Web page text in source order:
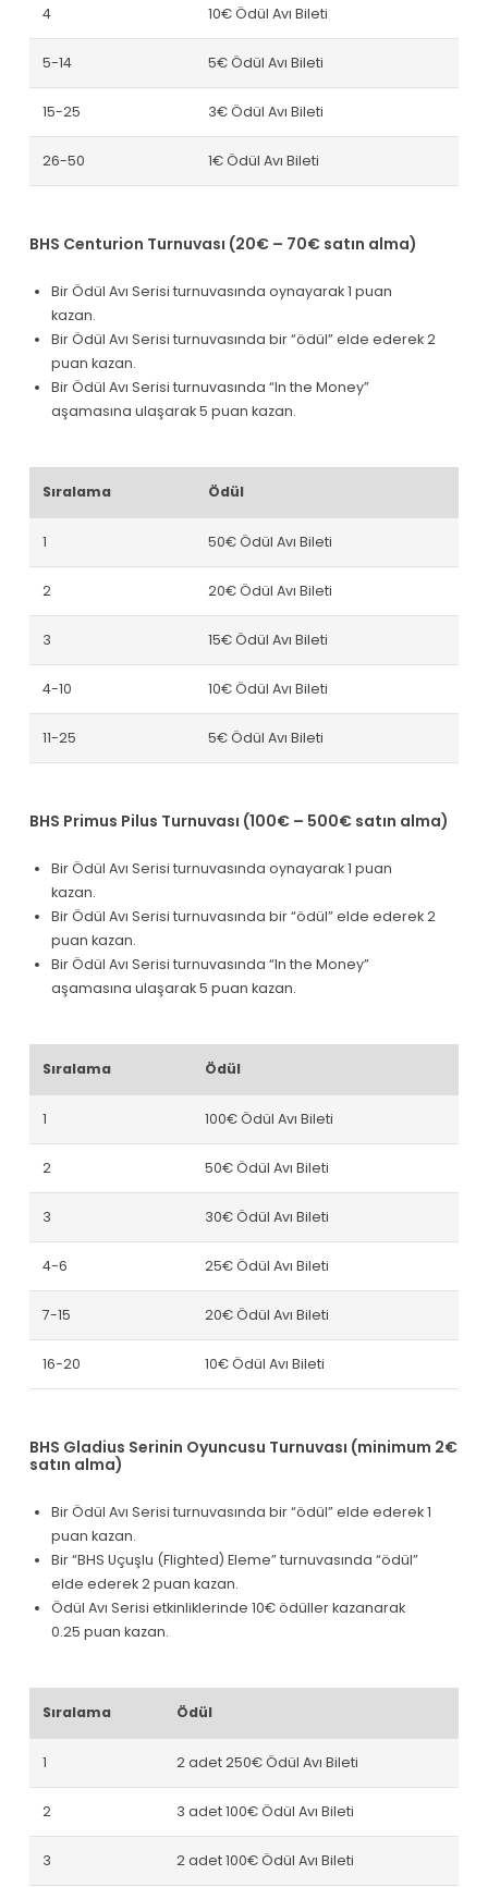
4 10€ Ödül Avı Bileti
5-14 5€ Ödül Avı Bileti
15-25 3€ Ödül Avı Bileti
26-50 1€ Ödül Avı Bileti
BHS Centurion Turnuvası (20€ – 70€ satın alma)
Bir Ödül Avı Serisi turnuvasında oynayarak 1 puan
kazan.
Bir Ödül Avı Serisi turnuvasında bir “ödül” elde ederek 2
puan kazan.
Bir Ödül Avı Serisi turnuvasında “In the Money”
aşamasına ulaşarak 5 puan kazan.
Sıralama Ödül
1 50€ Ödül Avı Bileti
2 20€ Ödül Avı Bileti
3 15€ Ödül Avı Bileti
4-10 10€ Ödül Avı Bileti
11-25 5€ Ödül Avı Bileti
BHS Primus Pilus Turnuvası (100€ – 500€ satın alma)
Bir Ödül Avı Serisi turnuvasında oynayarak 1 puan
kazan.
Bir Ödül Avı Serisi turnuvasında bir “ödül” elde ederek 2
puan kazan.
Bir Ödül Avı Serisi turnuvasında “In the Money”
aşamasına ulaşarak 5 puan kazan.
Sıralama Ödül
1 100€ Ödül Avı Bileti
2 50€ Ödül Avı Bileti
3 30€ Ödül Avı Bileti
4-6 25€ Ödül Avı Bileti
7-15 20€ Ödül Avı Bileti
16-20 10€ Ödül Avı Bileti
BHS Gladius Serinin Oyuncusu Turnuvası (minimum 2€
satın alma)
Bir Ödül Avı Serisi turnuvasında bir “ödül” elde ederek 1
puan kazan.
Bir “BHS Uçuşlu (Flighted) Eleme” turnuvasında “ödül”
elde ederek 2 puan kazan.
Ödül Avı Serisi etkinliklerinde 10€ ödüller kazanarak
0.25 puan kazan.
Sıralama Ödül
1 2 adet 250€ Ödül Avı Bileti
2 3 adet 100€ Ödül Avı Bileti
3 2 adet 100€ Ödül Avı Bileti